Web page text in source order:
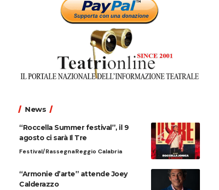
News
“Roccella Summer festival”, il 9
agosto ci sarà Il Tre
Festival/RassegnaReggio Calabria
“Armonie d’arte” attende Joey
Calderazzo